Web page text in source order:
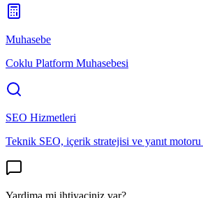
Muhasebe
Coklu Platform Muhasebesi
SEO Hizmetleri
Teknik SEO, içerik stratejisi ve yanıt
Yardima mi ihtiyaciniz var?